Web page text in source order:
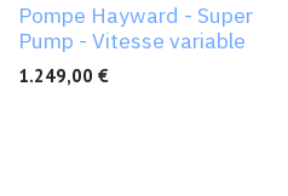
Pompe Hayward - Super
Pump - Vitesse variable
1.249,00 €